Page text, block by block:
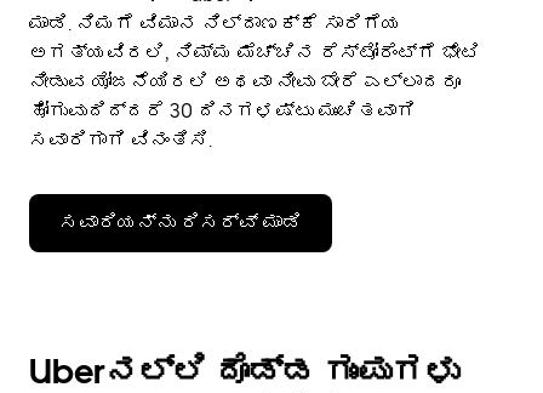
ಮಾಡಿ. ನಿಮಗೆ ವಿಮಾನ ನಿಲ್ದಾಣಕ್ಕೆ ಸಾರಿಗೆಯ
ಅಗತ್ಯವಿರಲಿ, ನಿಮ್ಮ ಮೆಚ್ಚಿನ ರೆಸ್ಟೋರೆಂಟ್‌ಗೆ ಭೇಟಿ
ನೀಡುವ ಯೋಜನೆಯಿರಲಿ ಅಥವಾ ನೀವು ಬೇರೆ ಎಲ್ಲಾದರೂ
ಹೋಗುವುದಿದ್ದರೆ 30 ದಿನಗಳಷ್ಟು ಮುಂಚಿತವಾಗಿ
ಸವಾರಿಗಾಗಿ ವಿನಂತಿಸಿ.
ಸವಾರಿಯನ್ನು ರಿಸರ್ವ್ ಮಾಡಿ
Uberನಲ್ಲಿ ದೊಡ್ಡ ಗುಂಪುಗಳು